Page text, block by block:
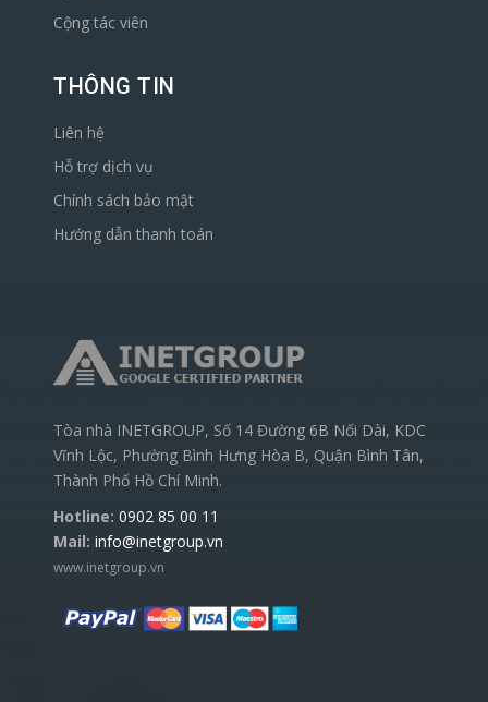
Cộng tác viên
THÔNG TIN
Liên hệ
Hỗ trợ dịch vụ
Chính sách bảo mật
Hướng dẫn thanh toán
Tòa nhà INETGROUP, Số 14 Đường 6B Nối Dài, KDC
Vĩnh Lộc, Phường Bình Hưng Hòa B, Quận Bình Tân,
Thành Phố Hồ Chí Minh.
Hotline: 0902 85 00 11
Mail: info@inetgroup.vn
www.inetgroup.vn